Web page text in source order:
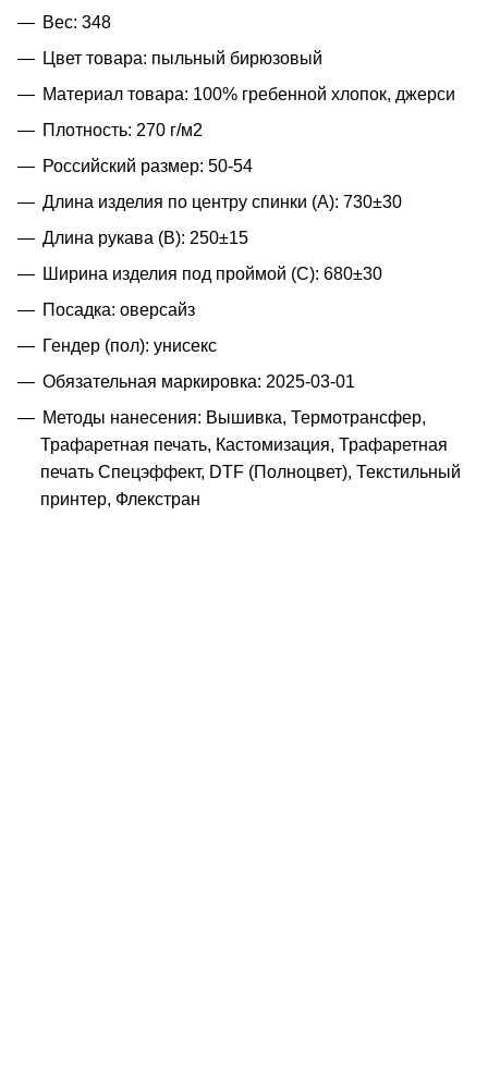
Вес: 348
Цвет товара: пыльный бирюзовый
Материал товара: 100% гребенной хлопок, джерси
Плотность: 270 г/м2
Российский размер: 50-54
Длина изделия по центру спинки (A): 730±30
Длина рукава (B): 250±15
Ширина изделия под проймой (С): 680±30
Посадка: оверсайз
Гендер (пол): унисекс
Обязательная маркировка: 2025-03-01
Методы нанесения: Вышивка, Термотрансфер,
Трафаретная печать, Кастомизация, Трафаретная
печать Спецэффект, DTF (Полноцвет), Текстильный
принтер, Флекстран